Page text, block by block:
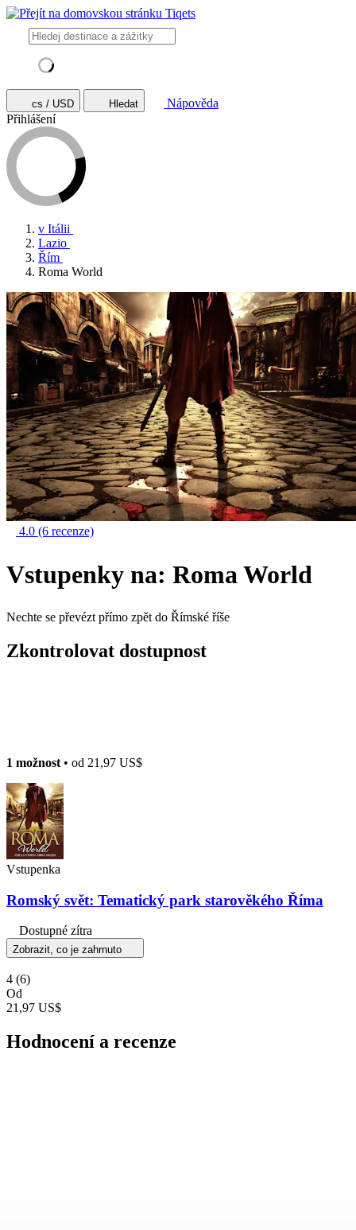
cs / USD Hledat
Nápověda
Přihlášení
v Itálii
Lazio
Řím
Roma World
4.0 (6 recenze)
Vstupenky na: Roma World
Nechte se převézt přímo zpět do Římské říše
Zkontrolovat dostupnost
1 možnost • od 21,97 US$
Vstupenka
Romský svět: Tematický park starověkého Říma
Dostupné zítra
Zobrazit, co je zahrnuto
4 (6)
Od
21,97 US$
Hodnocení a recenze